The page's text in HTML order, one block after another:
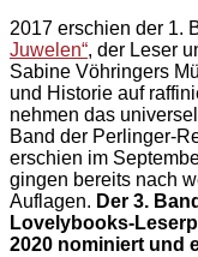
2017 erschien der 1.
Juwelen“, der Leser
Sabine Vöhringers
und Historie auf
nehmen das
Band der Perlinger-
erschien im
gingen bereits nach
Auflagen. Der 3.
Lovelybooks-
2020 nominiert und